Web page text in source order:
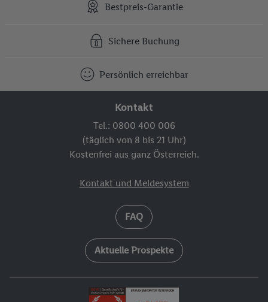
Bestpreis-Garantie
Sichere Buchung
Persönlich erreichbar
Kontakt
Tel.: 0800 400 006
(täglich von 8 bis 21 Uhr)
Kostenfrei aus ganz Österreich.
Kontakt und Meldesystem
FAQ
Aktuelle Prospekte